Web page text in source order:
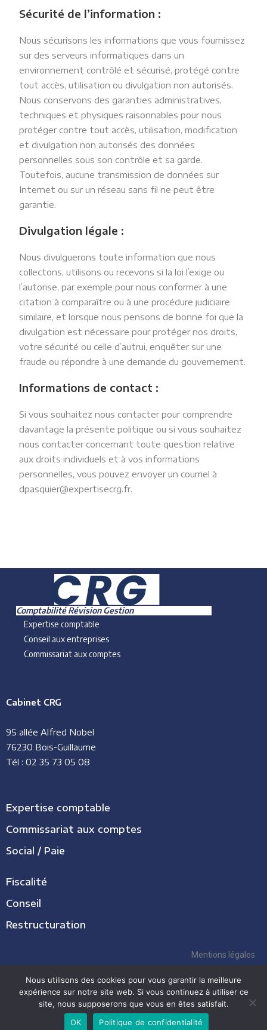
Sécurité de l’information :
Nous sécurisons les informations que vous fournissez
sur des serveurs informatiques dans un
environnement contrôlé et sécurisé, protégé contre
tout accès, utilisation ou divulgation non autorisés.
Nous conservons des garanties administratives,
techniques et physiques raisonnables pour nous
protéger contre tout accès, utilisation, modification
et divulgation non autorisés des données
personnelles sous son contrôle et sa garde.
Toutefois, aucune transmission de données sur
Internet ou sur un réseau sans fil ne peut être
garantie.
Divulgation légale :
Nous divulguerons toute information que nous
collectons, utilisons ou recevons si la loi l’exige ou
l’autorise, par exemple pour nous conformer à une
citation à comparaître ou à une procédure judiciaire
similaire, et lorsque nous pensons de bonne foi que la
divulgation est nécessaire pour protéger nos droits,
votre sécurité ou celle d’autrui, enquêter sur une
fraude ou répondre à une demande du gouvernement.
Informations de contact :
Si vous souhaitez nous contacter pour comprendre
davantage la présente politique ou si vous souhaitez
nous contacter concernant toute question relative
aux droits individuels et à vos informations
personnelles, vous pouvez envoyer un courriel à
dpasquier@expertisecrg.fr.
Comptabilité Révision Gestion
Expertise comptable
Conseil aux entreprises
Commissariat aux comptes
Cabinet CRG
95 allée Alfred Nobel
76230 Bois-Guillaume
Tél : 02 35 73 05 08
Expertise comptable
Commissariat aux comptes
Social / Paie
Fiscalité
Conseil
Restructuration
Mentions légales
Règle de confidentialité
Copyright © 2026 Expertise CRG | Propulsé par Expertise CRG
Nous utilisons des cookies pour vous garantir la meilleure
expérience sur notre site web. Si vous continuez à utiliser ce
site, nous supposerons que vous en êtes satisfait.
OK
Politique de confidentialité